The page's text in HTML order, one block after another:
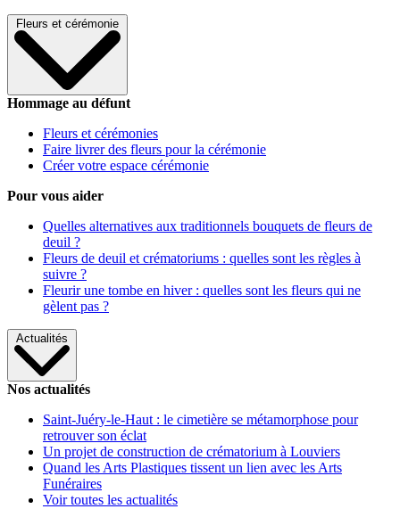
Fleurs et cérémonie
Hommage au défunt
Fleurs et cérémonies
Faire livrer des fleurs pour la cérémonie
Créer votre espace cérémonie
Pour vous aider
Quelles alternatives aux traditionnels bouquets de fleurs de
deuil ?
Fleurs de deuil et crématoriums : quelles sont les règles à
suivre ?
Fleurir une tombe en hiver : quelles sont les fleurs qui ne
gèlent pas ?
Actualités
Nos actualités
Saint-Juéry-le-Haut : le cimetière se métamorphose pour
retrouver son éclat
Un projet de construction de crématorium à Louviers
Quand les Arts Plastiques tissent un lien avec les Arts
Funéraires
Voir toutes les actualités